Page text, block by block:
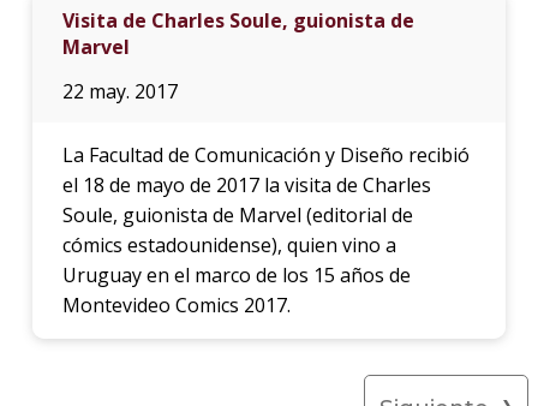
Visita de Charles Soule, guionista de
Marvel
22 may. 2017
La Facultad de Comunicación y Diseño recibió
el 18 de mayo de 2017 la visita de Charles
Soule, guionista de Marvel (editorial de
cómics estadounidense), quien vino a
Uruguay en el marco de los 15 años de
Montevideo Comics 2017.